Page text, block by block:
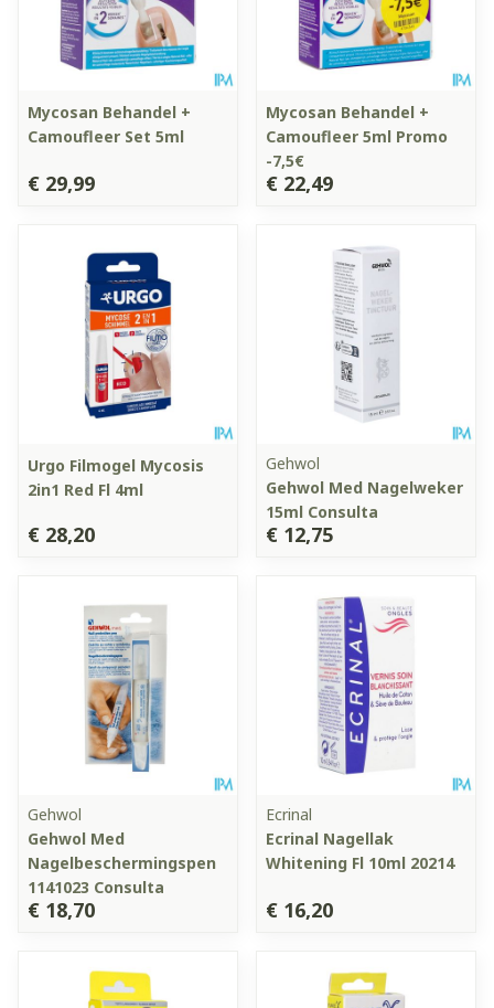
Mycosan Behandel +
Camoufleer Set 5ml
€ 29,99
Mycosan Behandel +
Camoufleer 5ml Promo
-7,5€
€ 22,49
Urgo Filmogel Mycosis
2in1 Red Fl 4ml
€ 28,20
Gehwol
Gehwol Med Nagelweker
15ml Consulta
€ 12,75
Gehwol
Gehwol Med
Nagelbeschermingspen
1141023 Consulta
€ 18,70
Ecrinal
Ecrinal Nagellak
Whitening Fl 10ml 20214
€ 16,20